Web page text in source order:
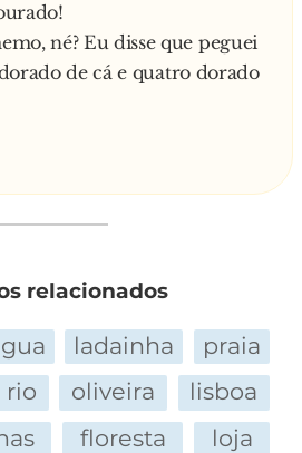
né? Eu disse que peguei
de cá e quatro dorado
relacionados
ladainha
praia
rio oliveira
lisboa
floresta
loja